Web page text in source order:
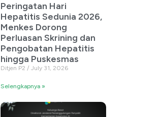
Peringatan Hari
Hepatitis Sedunia 2026,
Menkes Dorong
Perluasan Skrining dan
Pengobatan Hepatitis
hingga Puskesmas
Ditjen P2 July 31, 2026
Selengkapnya »